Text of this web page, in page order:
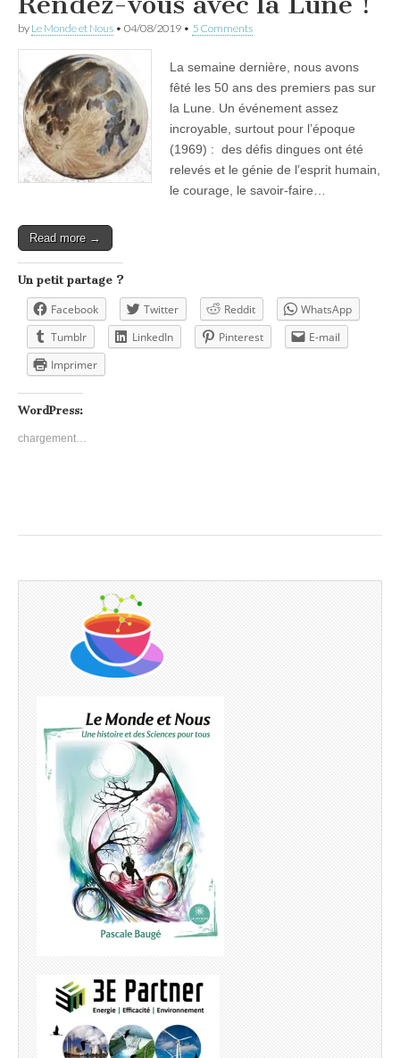
by Le Monde et Nous • 04/08/2019 • 5 Comments
La semaine dernière, nous avons
fêté les 50 ans des premiers pas sur
la Lune. Un événement assez
incroyable, surtout pour l’époque
(1969) : des défis dingues ont été
relevés et le génie de l’esprit humain,
le courage, le savoir-faire…
Read more →
Un petit partage ?
Facebook Twitter Reddit
WhatsApp
Tumblr
LinkedIn Pinterest
E-mail
Imprimer
WordPress:
chargement…